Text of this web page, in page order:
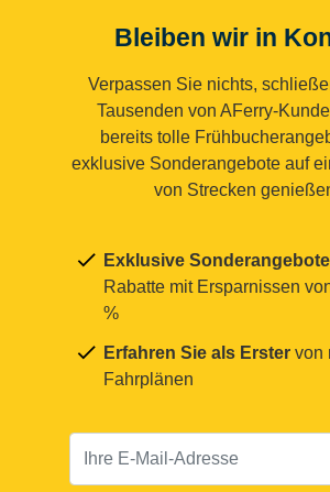
Bleiben wir in
Verpassen Sie nichts,
Tausenden von AFerry-
bereits tolle
exklusive Sonderangebote auf
von Strecken
Exklusive Sonderangebote
Rabatte mit Ersparnissen
%
Erfahren Sie als Erster von
Fahrplänen